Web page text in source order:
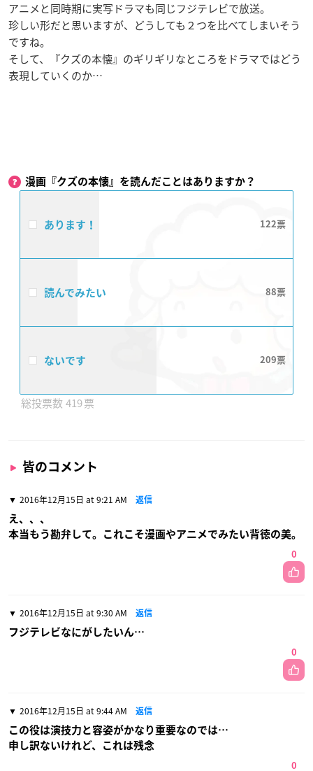
アニメと同時期に実写ドラマも同じフジテレビで放送。
珍しい形だと思いますが、どうしても２つを比べてしまいそう
ですね。
そして、『クズの本懐』のギリギリなところをドラマではどう
表現していくのか…
漫画『クズの本懐』を読んだことはありますか？
あります！ 122
読んでみたい 88
ないです 209
419
皆のコメント
2016年12月15日 at 9:21 AM 返信
え、、、
本当もう勘弁して。これこそ漫画やアニメでみたい背徳の美。
0
2016年12月15日 at 9:30 AM 返信
フジテレビなにがしたいん…
0
2016年12月15日 at 9:44 AM 返信
この役は演技力と容姿がかなり重要なのでは…
申し訳ないけれど、これは残念
0